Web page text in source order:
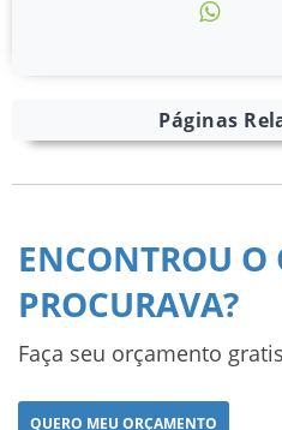
Páginas
ENCONTROU O
PROCURAVA?
Faça seu orçamento
QUERO MEU ORÇAMENTO